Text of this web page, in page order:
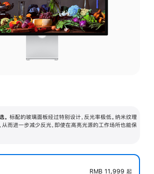
。 标配的玻璃面板经过特别设计，反光率极低。纳米纹理
从而进一步减少反光，即使在高亮光源的工作场所也能保
RMB 11,999 起